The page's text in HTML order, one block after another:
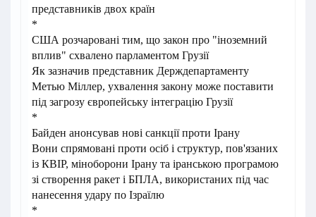
представників двох країн
*
США розчаровані тим, що закон про "іноземний
вплив" схвалено парламентом Грузії
Як зазначив представник Держдепартаменту
Метью Міллер, ухвалення закону може поставити
під загрозу європейську інтеграцію Грузії
*
Байден анонсував нові санкції проти Ірану
Вони спрямовані проти осіб і структур, пов'язаних
із КВІР, міноборони Ірану та іранською програмою
зі створення ракет і БПЛА, використаних під час
нанесення удару по Ізраїлю
*